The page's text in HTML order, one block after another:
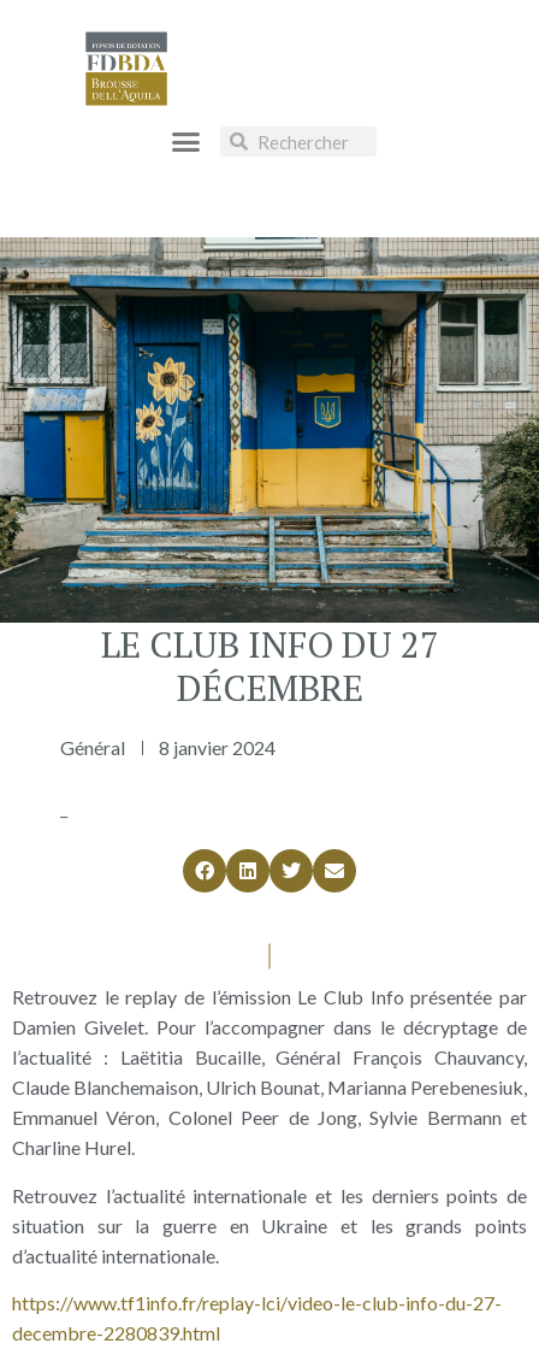
LE CLUB INFO DU 27
DÉCEMBRE
Général 8 janvier 2024
Retrouvez le replay de l’émission Le Club Info présentée par
Damien Givelet. Pour l’accompagner dans le décryptage de
l’actualité : Laëtitia Bucaille, Général François Chauvancy,
Claude Blanchemaison, Ulrich Bounat, Marianna Perebenesiuk,
Emmanuel Véron, Colonel Peer de Jong, Sylvie Bermann et
Charline Hurel.
Retrouvez l’actualité internationale et les derniers points de
situation sur la guerre en Ukraine et les grands points
d’actualité internationale.
https://www.tf1info.fr/replay-lci/video-le-club-info-du-27-
decembre-2280839.html